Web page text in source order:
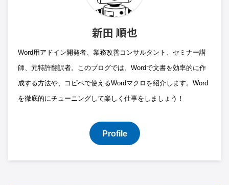
新田 順也
Word用アドイン開発者、業務改善コンサルタント、セミナー講
師、元特許翻訳者。このブログでは、Wordで文書を効率的に作
成する方法や、コピペで使えるWordマクロを紹介します。Word
を徹底的にチューニングして楽しく仕事をしましょう！
Profile